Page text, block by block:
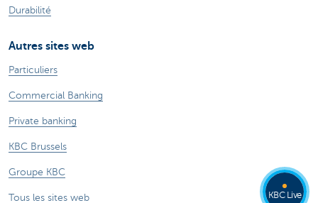
Durabilité
Autres sites web
Particuliers
Commercial Banking
Private banking
KBC Brussels
Groupe KBC
Tous les sites web KBC Live